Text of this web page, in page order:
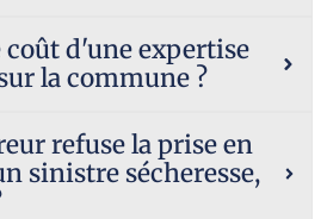
coût d'une expertise
la commune ?
refuse la prise en
sinistre sécheresse,